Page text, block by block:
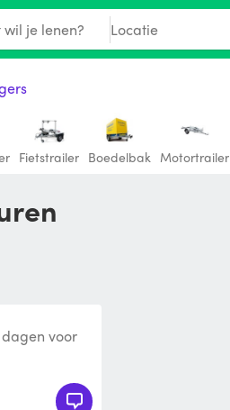
wil je lenen? Locatie
Fietstrailer Boedelbak Motortrailer
voor